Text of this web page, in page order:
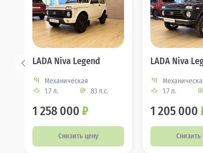
LADA Niva Legend
Механическая
1.7 л.
83 л.с.
1 258 000 ₽
Снизить цену
LADA Niva
1.7 л.
1 205 000
Снизить